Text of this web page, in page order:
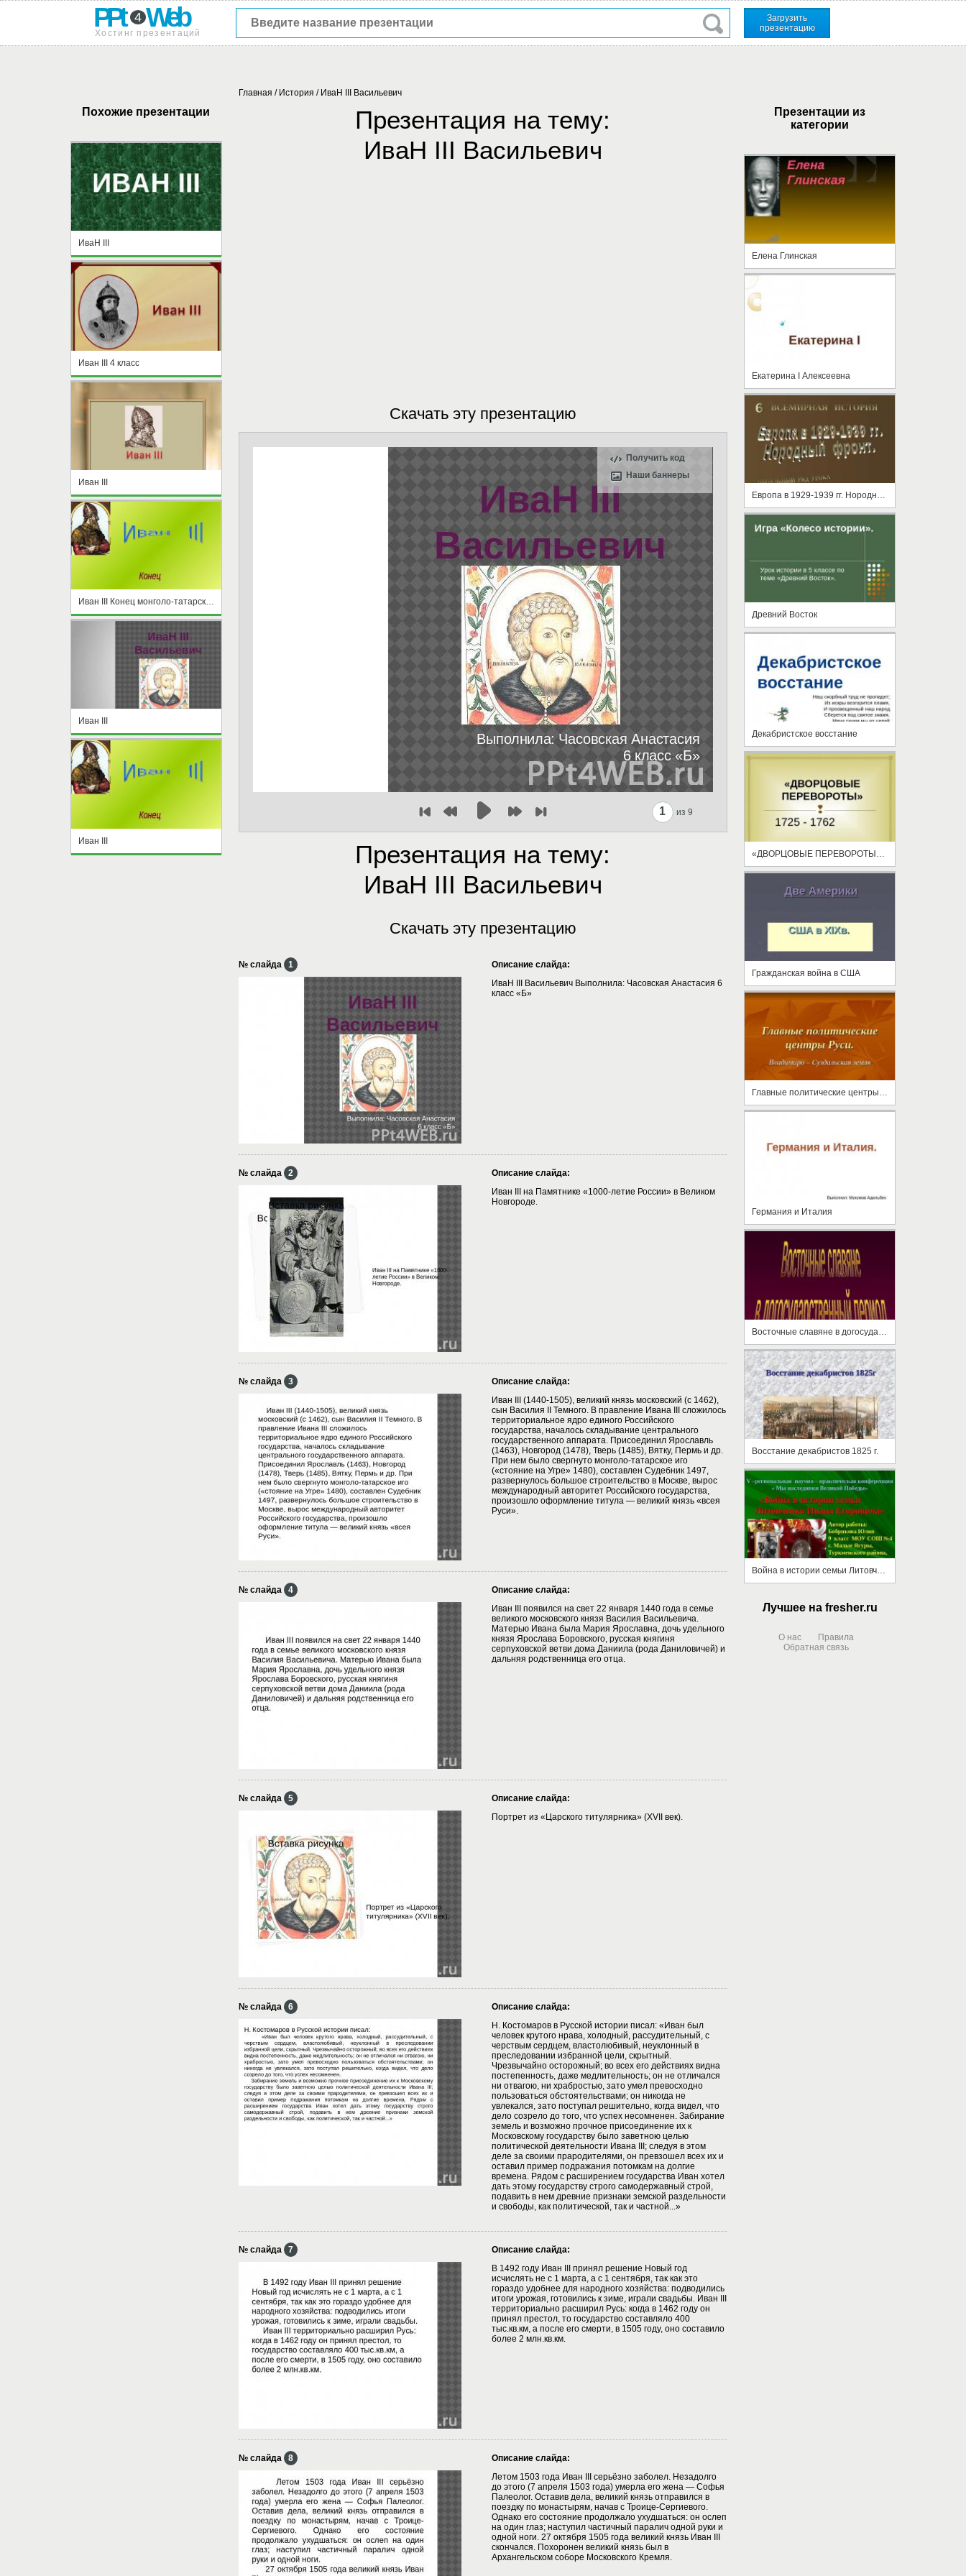
PPt 4 Web
Хостинг презентаций
Загрузить
презентацию
Похожие презентации
ИваН III
Иван III 4 класс
Иван III
Иван III Конец монголо-татарского ига
Иван III
Иван III
Главная / История / ИваН III Васильевич
Презентация на тему:
ИваН III Васильевич
Скачать эту презентацию
Получить код
Наши баннеры
1 из 9
Презентация на тему:
ИваН III Васильевич
Скачать эту презентацию
№ слайда 1
Описание слайда:
ИваН III Васильевич Выполнила: Часовская Анастасия 6
класс «Б»
№ слайда 2
Описание слайда:
Иван III на Памятнике «1000-летие России» в Великом
Новгороде.
№ слайда 3
Описание слайда:
Иван III (1440-1505), великий князь московский (с 1462),
сын Василия II Темного. В правление Ивана III сложилось
территориальное ядро единого Российского
государства, началось складывание центрального
государственного аппарата. Присоединил Ярославль
(1463), Новгород (1478), Тверь (1485), Вятку, Пермь и др.
При нем было свергнуто монголо-татарское иго
(«стояние на Угре» 1480), составлен Судебник 1497,
развернулось большое строительство в Москве, вырос
международный авторитет Российского государства,
произошло оформление титула — великий князь «всея
Руси».
№ слайда 4
Описание слайда:
Иван III появился на свет 22 января 1440 года в семье
великого московского князя Василия Васильевича.
Матерью Ивана была Мария Ярославна, дочь удельного
князя Ярослава Боровского, русская княгиня
серпуховской ветви дома Даниила (рода Даниловичей) и
дальняя родственница его отца.
№ слайда 5
Описание слайда:
Портрет из «Царского титулярника» (XVII век).
№ слайда 6
Описание слайда:
Н. Костомаров в Русской истории писал: «Иван был
человек крутого нрава, холодный, рассудительный, с
черствым сердцем, властолюбивый, неуклонный в
преследовании избранной цели, скрытный.
Чрезвычайно осторожный; во всех его действиях видна
постепенность, даже медлительность; он не отличался
ни отвагою, ни храбростью, зато умел превосходно
пользоваться обстоятельствами; он никогда не
увлекался, зато поступал решительно, когда видел, что
дело созрело до того, что успех несомненен. Забирание
земель и возможно прочное присоединение их к
Московскому государству было заветною целью
политической деятельности Ивана III; следуя в этом
деле за своими прародителями, он превзошел всех их и
оставил пример подражания потомкам на долгие
времена. Рядом с расширением государства Иван хотел
дать этому государству строго самодержавный строй,
подавить в нем древние признаки земской раздельности
и свободы, как политической, так и частной...»
№ слайда 7
Описание слайда:
В 1492 году Иван III принял решение Новый год
исчислять не с 1 марта, а с 1 сентября, так как это
гораздо удобнее для народного хозяйства: подводились
итоги урожая, готовились к зиме, играли свадьбы. Иван III
территориально расширил Русь: когда в 1462 году он
принял престол, то государство составляло 400
тыс.кв.км, а после его смерти, в 1505 году, оно составило
более 2 млн.кв.км.
№ слайда 8
Описание слайда:
Летом 1503 года Иван III серьёзно заболел. Незадолго
до этого (7 апреля 1503 года) умерла его жена — Софья
Палеолог. Оставив дела, великий князь отправился в
поездку по монастырям, начав с Троице-Сергиевого.
Однако его состояние продолжало ухудшаться: он ослеп
на один глаз; наступил частичный паралич одной руки и
одной ноги. 27 октября 1505 года великий князь Иван III
скончался. Похоронен великий князь был в
Архангельском соборе Московского Кремля.
Презентации из
категории
Елена Глинская
Екатерина I Алексеевна
Древний Восток
Декабристское восстание
Гражданская война в США
Главные политические центры Руси.
Германия и Италия
Восстание декабристов 1825 г.
Война в истории семьи Литовченко Ивана Егоровича
Лучшее на fresher.ru
О нас
Правила
Обратная связь